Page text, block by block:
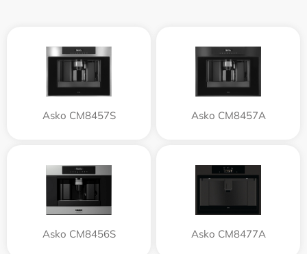
Asko CM8457S Asko CM8457A
Asko CM8456S Asko CM8477A